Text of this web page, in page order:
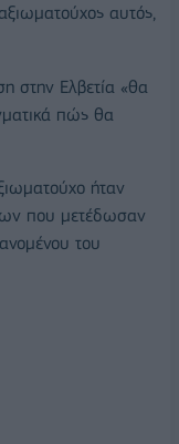
αυτός,
στην Ελβετία «θα
πώς θα
ήταν
που μετέδωσαν
του